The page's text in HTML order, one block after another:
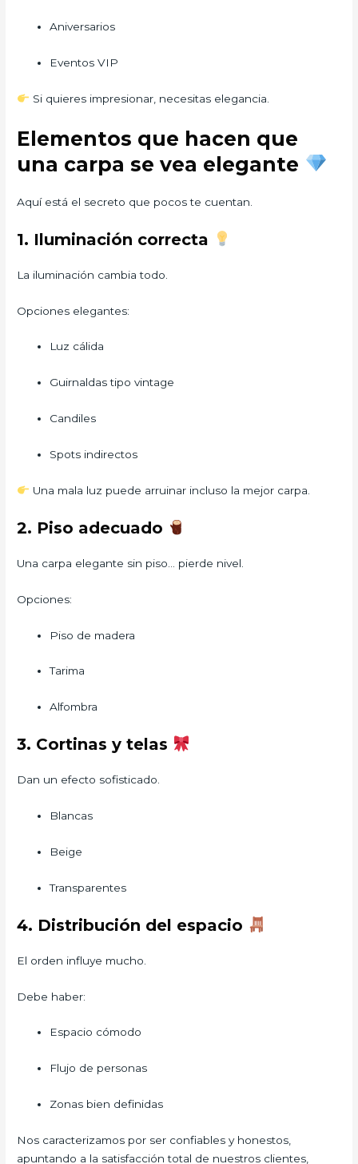
Aniversarios
Eventos VIP
Si quieres impresionar, necesitas elegancia.
Elementos que hacen que
una carpa se vea elegante
Aquí está el secreto que pocos te cuentan.
1. Iluminación correcta
La iluminación cambia todo.
Opciones elegantes:
Luz cálida
Guirnaldas tipo vintage
Candiles
Spots indirectos
Una mala luz puede arruinar incluso la mejor carpa.
2. Piso adecuado
Una carpa elegante sin piso… pierde nivel.
Opciones:
Piso de madera
Tarima
Alfombra
3. Cortinas y telas
Dan un efecto sofisticado.
Blancas
Beige
Transparentes
4. Distribución del espacio
El orden influye mucho.
Debe haber:
Espacio cómodo
Flujo de personas
Zonas bien definidas
Nos caracterizamos por ser confiables y honestos,
apuntando a la satisfacción total de nuestros clientes,